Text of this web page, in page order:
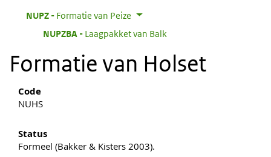
NUPZ:
Formatie van Peize
NUPZBA
Laagpakket van Balk
Formatie van Holset
Code
NUHS
Status
Formeel (Bakker & Kisters 2003).